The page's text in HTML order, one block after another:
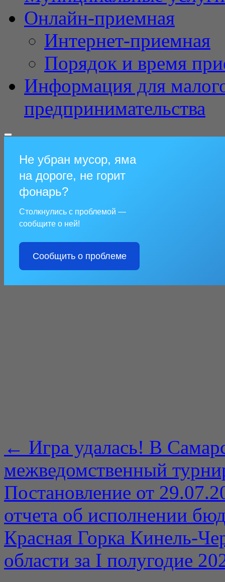
Онлайн-приемная
Интернет-приемная
Порядок и время
Информация для
предпринимательства
Не убран мусор, яма
на дороге, не горит
фонарь?
Столкнулись с проблемой —
сообщите о ней!
Сообщить о проблеме
← Игра удалась! В
межведомственный
Постановление от
отчета об исполнении
Красная Горка Кинель-
области за I полугодие